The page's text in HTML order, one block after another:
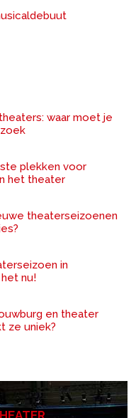
waar moet je
plekken voor
het theater
theaterseizoenen
in
nu!
en theater
ze uniek?